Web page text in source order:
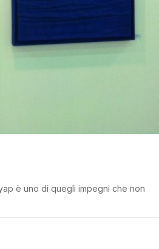
è uno di quegli impegni che non